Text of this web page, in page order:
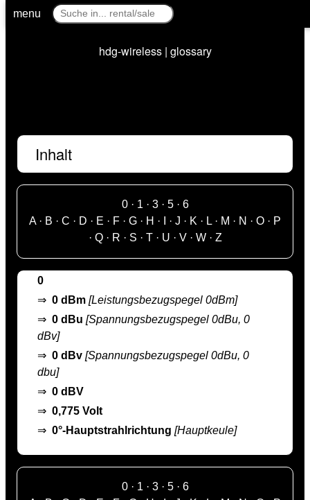
menu
hdg-wireless | glossary
Inhalt
0· 1· 3· 5· 6
A· B · C · D · E · F · G · H · · J · K · L· M · N · O · P
· Q· R · S · T · U · V · W· Z
0
⇒ 0 dBm [Leistungsbezugspegel 0dBm]
⇒ 0 dBu [Spannungsbezugspegel 0dBu, 0
dBv]
⇒ 0 dBv [Spannungsbezugspegel 0dBu, 0
dbu]
⇒ 0 dBV
⇒ 0,775 Volt
⇒ 0°-Hauptstrahlrichtung [Hauptkeule]
0· 1 · 3· 5· 6